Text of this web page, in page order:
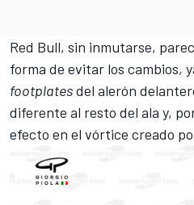
Red Bull, sin inmutarse,
forma de evitar los cambios,
footplatesdel alerón
diferente al resto del ala y,
efecto en el vórtice creado